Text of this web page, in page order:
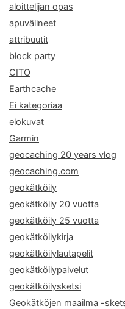
aloittelijan opas
apuvälineet
attribuutit
block party
CITO
Earthcache
Ei kategoriaa
elokuvat
Garmin
geocaching 20 years vlog
geocaching.com
geokätköily
geokätköily 20 vuotta
geokätköily 25 vuotta
geokätköilykirja
geokätköilylautapelit
geokätköilypalvelut
geokätköilysketsi
Geokätköjen maailma -